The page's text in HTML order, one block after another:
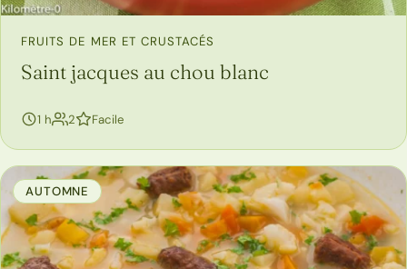
FRUITS DE MER ET CRUSTACÉS
Saint jacques au chou blanc
1 h 2personnes
Facile
AUTOMNE